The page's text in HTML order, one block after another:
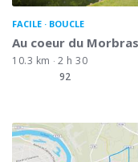
FACILE BOUCLE
Au coeur du Morbras
10.3 km
2 h 30
92